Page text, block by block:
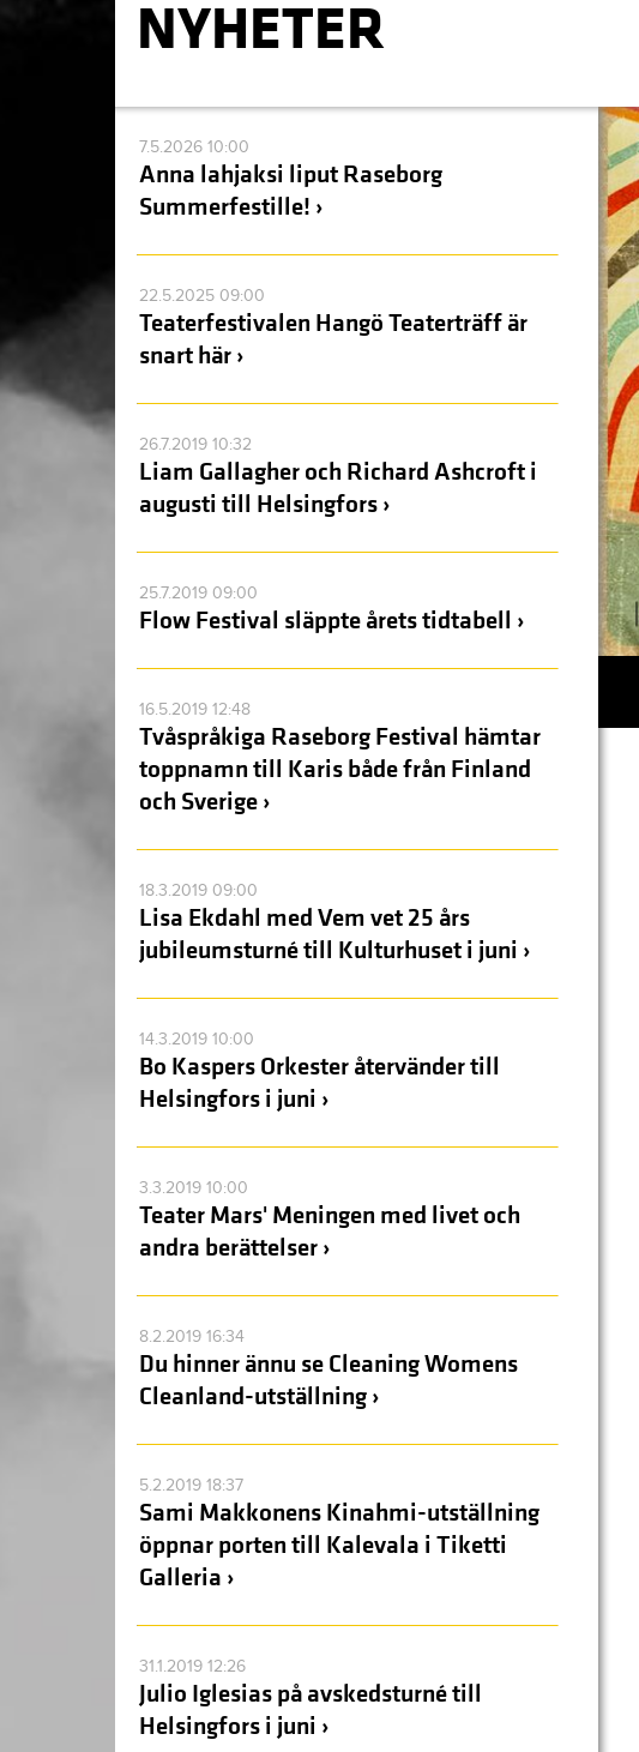
NYHETER
7.5.2026 10:00
Anna lahjaksi liput Raseborg
Summerfestille! ›
22.5.2025 09:00
Teaterfestivalen Hangö Teaterträff är
snart här ›
26.7.2019 10:32
Liam Gallagher och Richard Ashcroft i
augusti till Helsingfors ›
25.7.2019 09:00
Flow Festival släppte årets tidtabell ›
16.5.2019 12:48
Tvåspråkiga Raseborg Festival hämtar
toppnamn till Karis både från Finland
och Sverige ›
18.3.2019 09:00
Lisa Ekdahl med Vem vet 25 års
jubileumsturné till Kulturhuset i juni ›
14.3.2019 10:00
Bo Kaspers Orkester återvänder till
Helsingfors i juni ›
3.3.2019 10:00
Teater Mars' Meningen med livet och
andra berättelser ›
8.2.2019 16:34
Du hinner ännu se Cleaning Womens
Cleanland-utställning ›
5.2.2019 18:37
Sami Makkonens Kinahmi-utställning
öppnar porten till Kalevala i Tiketti
Galleria ›
31.1.2019 12:26
Julio Iglesias på avskedsturné till
Helsingfors i juni ›